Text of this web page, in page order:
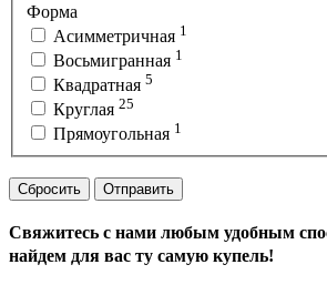
Форма
Асимметричная 1
Восьмигранная 1
Квадратная 5
Круглая 25
Прямоугольная 1
Сбросить Отправить
Свяжитесь с нами любым удобным
найдем для вас ту самую купель!